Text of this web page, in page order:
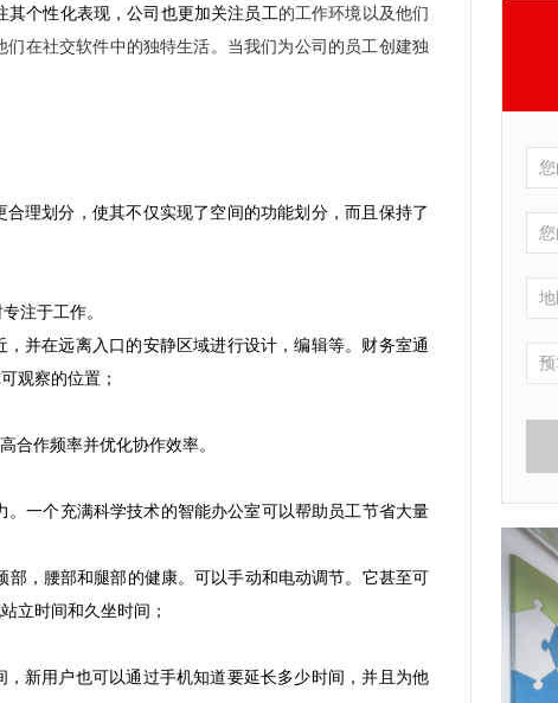
其个性化表现，公司也更加关注员工的工作环境以及他们
在社交软件中的独特生活。当我们为公司的员工创建独
理划分，使其不仅实现了空间的功能划分，而且保持了
注于工作。
并在远离入口的安静区域进行设计，编辑等。财务室通
观察的位置；
合作频率并优化协作效率。
一个充满科学技术的智能办公室可以帮助员工节省大量
，腰部和腿部的健康。可以手动和电动调节。它甚至可
立时间和久坐时间；
新用户也可以通过手机知道要延长多少时间，并且为他